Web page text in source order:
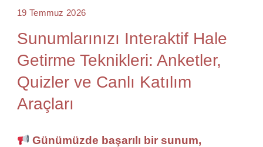
19 Temmuz 2026
Sunumlarınızı Interaktif Hale
Getirme Teknikleri: Anketler,
Quizler ve Canlı Katılım
Araçları
Günümüzde başarılı bir sunum,